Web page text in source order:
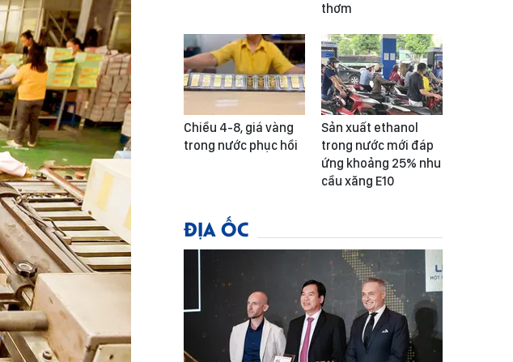
thơm
Chiều 4-8, giá vàng
trong nước phục hồi
Sản xuất ethanol
trong nước mới đáp
ứng khoảng 25% nhu
cầu xăng E10
ĐỊA ỐC